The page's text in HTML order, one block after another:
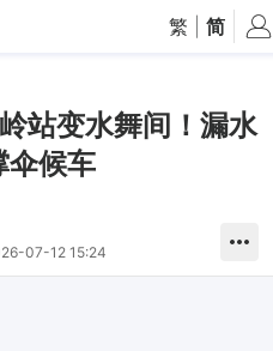
繁 简
站变水舞间！漏水
候车
07-12 15:24